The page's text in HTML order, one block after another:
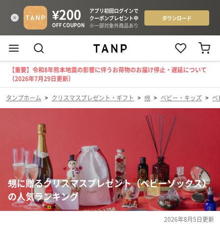
【重要】令和8年熊本地震の影響に伴うお荷物のお届け停止・遅延について
（2026年7月29日更新）
タンプホーム > クリスマスプレゼント・ギフト > 甥 > ベビー・キッズ > ベ
甥に贈るクリスマスプレゼント（ベビーソックス）
の人気ランキング
2026年8月5日更新